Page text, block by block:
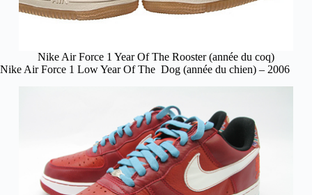
Nike Air Force 1 Year Of The Rooster (année du coq)
Nike Air Force 1 Low Year Of The Dog (année du chien) – 2006